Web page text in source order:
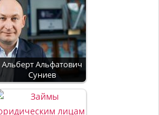
Альберт Альфатович
Суниев